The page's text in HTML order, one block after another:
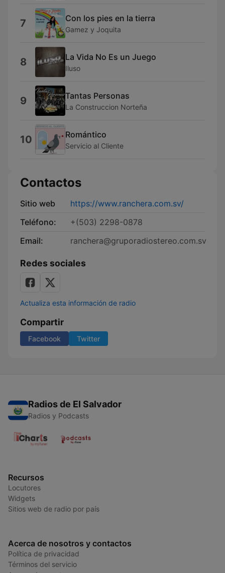
7 Con los pies en la tierra
Gamez y Joquita
8 La Vida No Es un Juego
Iluso
9 Tantas Personas
La Construccion Norteña
10 Romántico
Servicio al Cliente
Contactos
Sitio web
https://www.ranchera.com.sv/
Teléfono:
+(503) 2298-0878
Email:
ranchera@gruporadiostereo.com.sv
Redes sociales
Actualiza esta información de radio
Compartir
Facebook Twitter
Radios de El Salvador
Radios y Podcasts
Recursos
Locutores
Widgets
Sitios web de radio por país
Acerca de nosotros y contactos
Política de privacidad
Términos del servicio